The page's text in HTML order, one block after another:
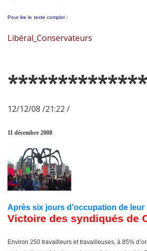
Pour lire le texte complet :
Libéral_Conservateurs
12/12/08 /21:22 /
11 décembre 2008
Après six jours d’occupation de leur
Victoire des syndiqués de
Environ 250 travailleurs et travailleuses, à 85%